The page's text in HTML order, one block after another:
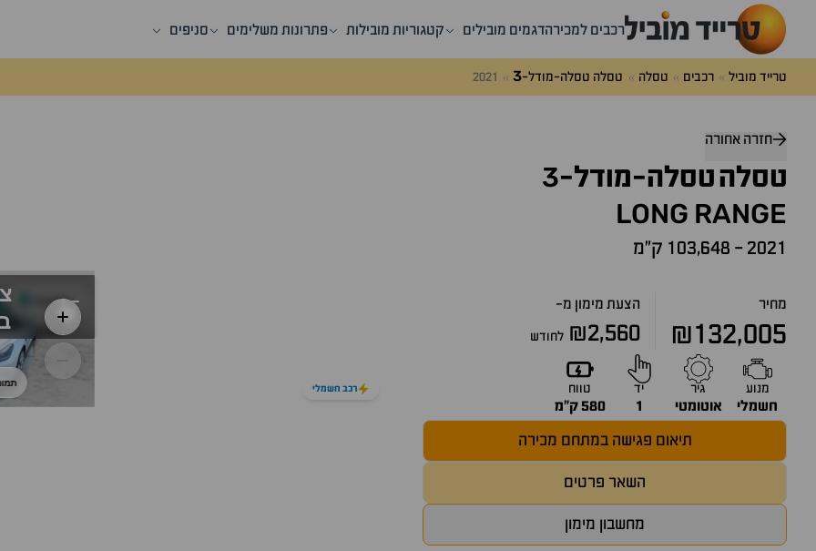
רכבים למכירהדגמים מובילים קטגוריות מובילות פתרונות משלימים סניפים
טרייד מוביל רכבים טסלה טסלה טסלה-מודל-3
2021
שאלות
ותשובות
חזרה אחורה
טסלהטסלה-מודל-3
LONG RANGE
2021
- 103,648 ק״מ
מחיר
₪132,005
הצעת מימון מ-
₪2,560 לחודש
מנוע
חשמלי
גיר
אוטומטי
יד
1
טווח
580 ק״מ
תיאום פגישה במתחם מכירה
השאר פרטים
מחשבון מימון
רכב חשמלי